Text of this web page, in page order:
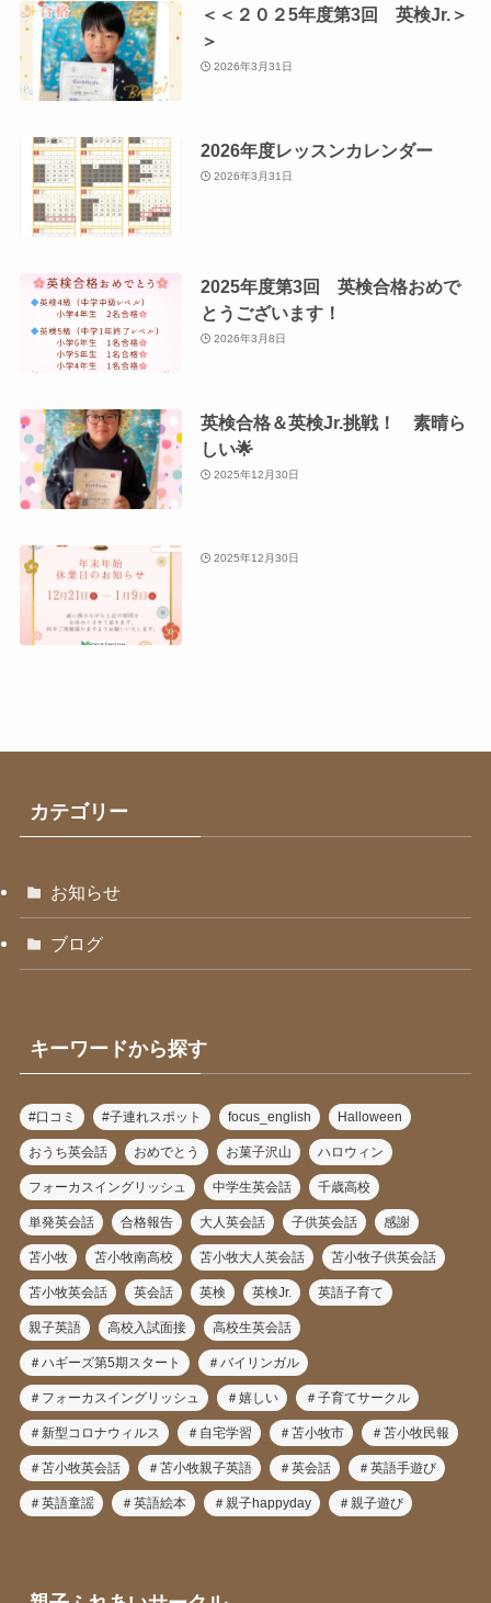
＜＜２０２5年度第3回 英検Jr.＞
＞
2026年3月31日
2026年度レッスンカレンダー
2026年3月31日
2025年度第3回 英検合格おめで
とうございます！
2026年3月8日
英検合格＆英検Jr.挑戦！ 素晴ら
しい🌟
2025年12月30日
2025年12月30日
カテゴリー
お知らせ
ブログ
キーワードから探す
#口コミ #子連れスポット focus_english Halloween
おうち英会話 おめでとう お菓子沢山 ハロウィン
フォーカスイングリッシュ 中学生英会話 千歳高校
単発英会話 合格報告 大人英会話 子供英会話 感謝
苫小牧 苫小牧南高校 苫小牧大人英会話 苫小牧子供英会話
苫小牧英会話 英会話 英検 英検Jr. 英語子育て
親子英語 高校入試面接 高校生英会話
＃ハギーズ第5期スタート ＃バイリンガル
＃フォーカスイングリッシュ ＃嬉しい ＃子育てサークル
＃新型コロナウィルス ＃自宅学習 ＃苫小牧市 ＃苫小牧民報
＃苫小牧英会話 ＃苫小牧親子英語 ＃英会話 ＃英語手遊び
＃英語童謡 ＃英語絵本 ＃親子happyday ＃親子遊び